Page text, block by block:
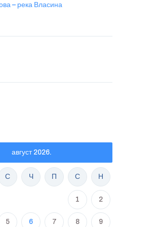
– река Власина
август 2026.
С Ч П С Н
1 2
5 6 7 8 9